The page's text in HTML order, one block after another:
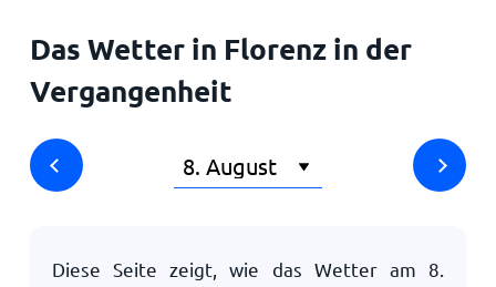
Das Wetter in Florenz in der
Vergangenheit
Diese Seite zeigt, wie das Wetter am 8.